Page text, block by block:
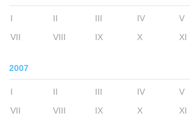
I II III IV V
VII
VIII IX X XI
2007
I II III IV V
VII
VIII IX X XI